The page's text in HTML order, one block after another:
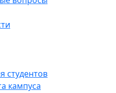
студентов
кампуса